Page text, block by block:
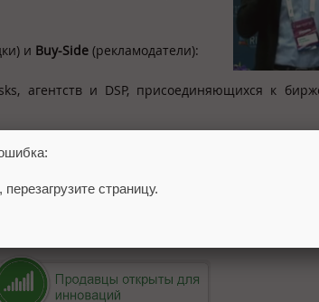
и Buy-Side (рекламодатели):
агентств и DSP, присоединяющихся к
и площадок, пришедших
поделился статистикой по
страницу.